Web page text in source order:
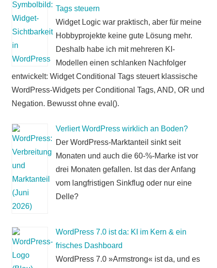
Tags steuern
Widget Logic war praktisch, aber für meine
Hobbyprojekte keine gute Lösung mehr.
Deshalb habe ich mit mehreren KI-
Modellen einen schlanken Nachfolger
entwickelt: Widget Conditional Tags steuert klassische
WordPress-Widgets per Conditional Tags, AND, OR und
Negation. Bewusst ohne eval().
Verliert WordPress wirklich an Boden?
Der WordPress-Marktanteil sinkt seit
Monaten und auch die 60-%-Marke ist vor
drei Monaten gefallen. Ist das der Anfang
vom langfristigen Sinkflug oder nur eine
Delle?
WordPress 7.0 ist da: KI im Kern & ein
frisches Dashboard
WordPress 7.0 »Armstrong« ist da, und es